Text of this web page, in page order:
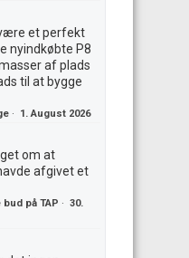
et perfekt
nyindkøbte P8
af plads
til at bygge
· 1. August 2026
om at
afgivet et
på TAP · 30.